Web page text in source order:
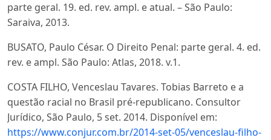
parte geral. 19. ed. rev. ampl. e atual. – São Paulo:
Saraiva, 2013.
BUSATO, Paulo César. O Direito Penal: parte geral. 4. ed.
rev. e ampl. São Paulo: Atlas, 2018. v.1.
COSTA FILHO, Venceslau Tavares. Tobias Barreto e a
questão racial no Brasil pré-republicano. Consultor
Jurídico, São Paulo, 5 set. 2014. Disponível em:
https://www.conjur.com.br/2014-set-05/venceslau-filho-